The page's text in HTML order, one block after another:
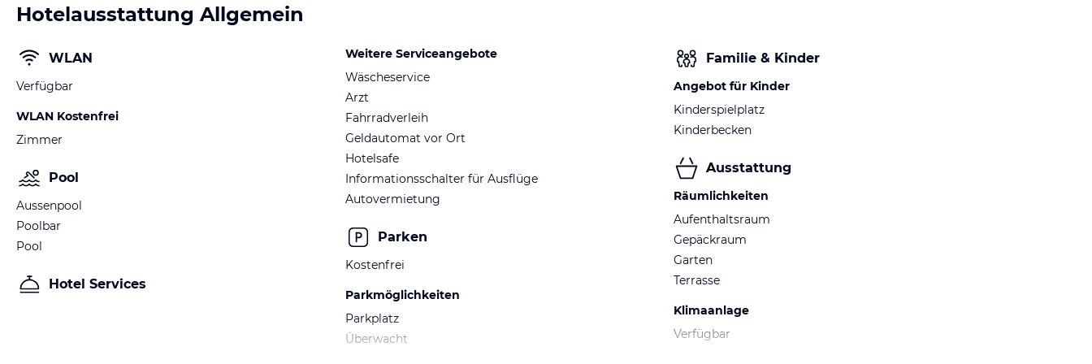
Hotelausstattung Allgemein
WLAN
Verfügbar
WLAN Kostenfrei
Zimmer
Pool
Aussenpool
Poolbar
Pool
Hotel Services
Weitere Serviceangebote
Wäscheservice
Arzt
Fahrradverleih
Geldautomat vor Ort
Hotelsafe
Informationsschalter für Ausflüge
Autovermietung
Parken
Kostenfrei
Parkmöglichkeiten
Parkplatz
Überwacht
Familie & Kinder
Angebot für Kinder
Kinderspielplatz
Kinderbecken
Ausstattung
Räumlichkeiten
Aufenthaltsraum
Gepäckraum
Garten
Terrasse
Klimaanlage
Verfügbar